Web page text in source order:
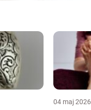
04 maj 2026